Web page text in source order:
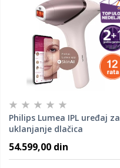
Philips Lumea IPL uređaj za
uklanjanje dlačica
54.599,00 din